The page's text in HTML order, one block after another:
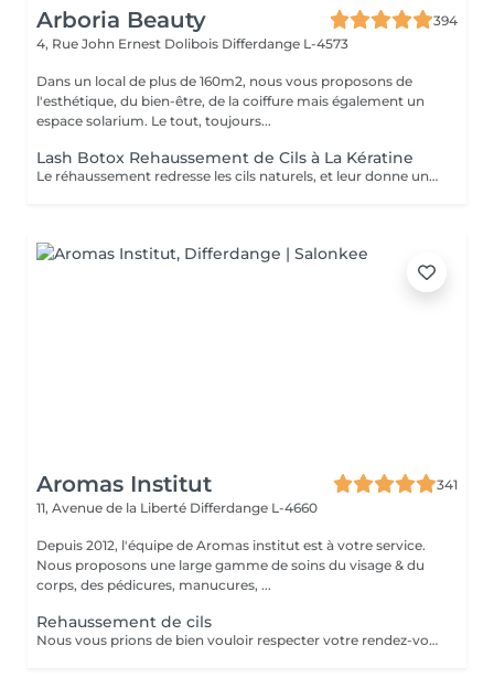
Arboria Beauty
394
4, Rue John Ernest Dolibois Differdange L-4573
Dans un local de plus de 160m2, nous vous proposons de
l'esthétique, du bien-être, de la coiffure mais également un
espace solarium. Le tout, toujours...
Lash Botox Rehaussement de Cils à La Kératine
Le réhaussement redresse les cils naturels, et leur donne une superbe courbure , de la longueur, de la hauteur et du volume : vos cils paraissent plus longs et plus denses. Pour toutes celles qui veulent avoir un regard intense et des cils plus longs sans avoir recours à des extensions de cils.
Aromas Institut
341
11, Avenue de la Liberté Differdange L-4660
Depuis 2012, l'équipe de Aromas institut est à votre service.
Nous proposons une large gamme de soins du visage & du
corps, des pédicures, manucures, ...
Rehaussement de cils
Nous vous prions de bien vouloir respecter votre rendez-vous. En prenant rendez-vous, vous occupez une place, dont une autre personne aurait éventuellement besoin. Tout rendez-vous non annulé 24h en avance, est susceptible d'être facturé. (Si vous ne pouvez pas vous présenter à votre RDV, proposez-le éventuellement à un proche ou à un ami) Toute l'équipe de Aromas Institut vous remercie pour votre respect et votre compréhension.